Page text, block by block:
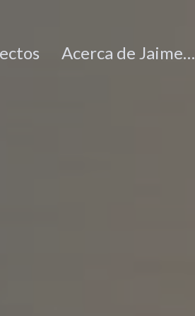
Acerca de Jaime…